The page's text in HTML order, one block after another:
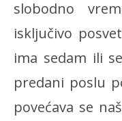
slobodno
isključivo
ima sedam ili
predani poslu
povećava se